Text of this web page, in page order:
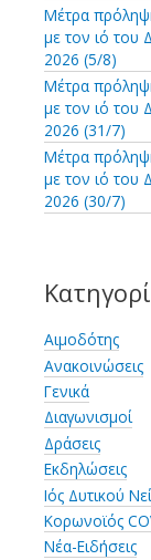
Μέτρα
με τον ιό του
2026 (5/8)
Μέτρα
με τον ιό του
2026 (31/7)
Μέτρα
με τον ιό του
2026 (30/7)
Αιμοδότης
Ανακοινώσεις
Γενικά
Διαγωνισμοί
Δράσεις
Εκδηλώσεις
Ιός Δυτικού
Κορωνοϊός
Νέα-Ειδήσεις